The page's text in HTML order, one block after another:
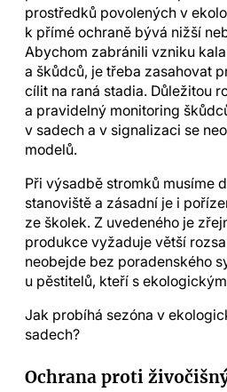
prostředků povolených v
k přímé ochraně bývá nižší
Abychom zabránili vzniku
a škůdců, je třeba zasahovat
cílit na raná stadia. Důležitou
a pravidelný monitoring
v sadech a v signalizaci se
modelů.
Při výsadbě stromků musíme
stanoviště a zásadní je i
ze školek. Z uvedeného je
produkce vyžaduje větší
neobejde bez poradenského
u pěstitelů, kteří s
Jak probíhá sezóna v
sadech?
Ochrana proti